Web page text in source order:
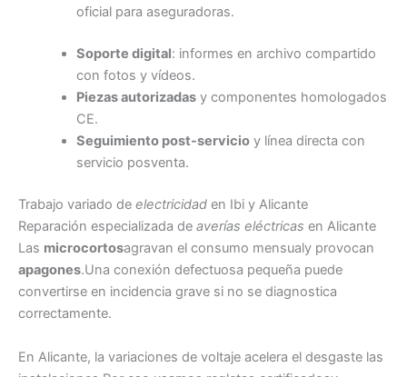
oficial para aseguradoras.
Soporte digital: informes en archivo compartido
con fotos y vídeos.
Piezas autorizadasy componentes homologados
CE.
Seguimiento post-servicioy línea directa con
servicio posventa.
Trabajo variado de electricidad en Ibi y Alicante
Reparación especializada de averías eléctricas en Alicante
Las microcortosagravan el consumo mensualy provocan
apagones.Una conexión defectuosa pequeña puede
convertirse en incidencia grave si no se diagnostica
correctamente.
En Alicante, la variaciones de voltaje acelera el desgaste las